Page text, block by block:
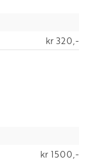
kr 320,-
kr 1500,-